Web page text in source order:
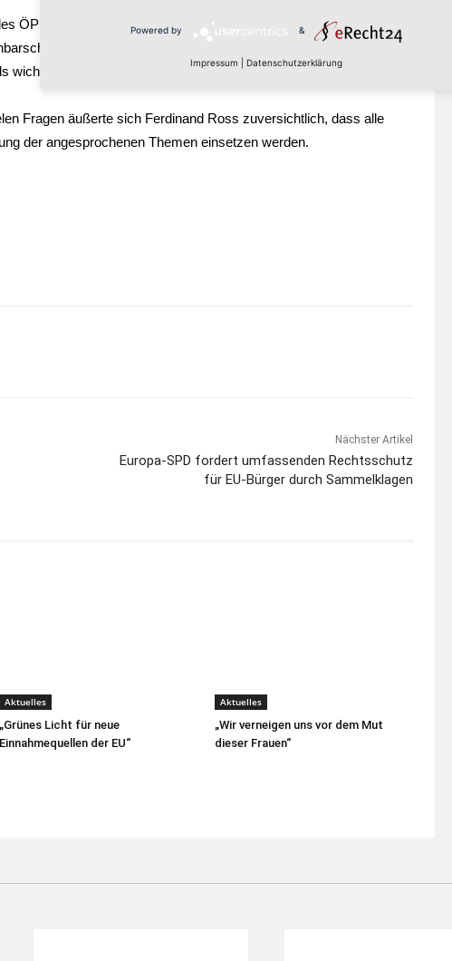
ÖPNV und langfristig attraktive und lebenswerte Umgebungen in
Miteinander und Ehrenamt kamen ebenfalls zur
wichtiges Element für Demokratie und sozialen Zusammenhalt.
Fragen äußerte sich Ferdinand Ross zuversichtlich, dass alle
der angesprochenen Themen einsetzen werden.
Nächster Artikel
Europa-SPD fordert umfassenden Rechtsschutz
für EU-Bürger durch Sammelklagen
Aktuelles
„Grünes Licht für neue
Einnahmequellen der EU“
Aktuelles
„Wir verneigen uns vor dem Mut
dieser Frauen“
Powered by &
Impressum Datenschutzerklärung